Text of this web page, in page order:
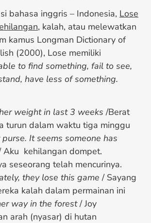
bahasa inggris – Indonesia, Lose
, kalah, atau melewatkan
kamus Longman Dictionary of
(2000), Lose memiliki
to find something, fail to see,
have less of something.
weight in last 3 weeks /Berat
turun dalam waktu tiga minggu
It seems someone has
kehilangan dompet.
seseorang telah mencurinya.
they lose this game / Sayang
kalah dalam permainan ini
way in the forest/ Joy
arah (nyasar) di hutan